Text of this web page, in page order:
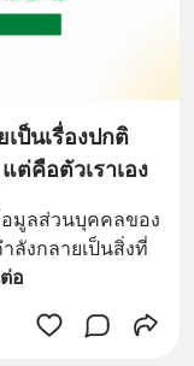
ป็นเรื่องปกติ
ต่คือตัวเราเอง
มูลส่วนบุคคลของ
ลังกลายเป็นสิ่งที่
อ